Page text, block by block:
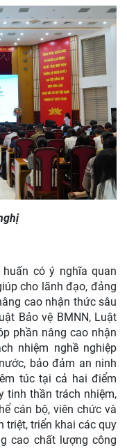
có ý nghĩa quan
cho lãnh đạo, đảng
cao nhận thức sâu
Bảo vệ BMNN, Luật
phần nâng cao nhận
nhiệm nghề nghiệp
bảo đảm an ninh
túc tại cả hai điểm
tinh thần trách nhiệm,
cán bộ, viên chức và
triệt, triển khai các quy
cao chất lượng công